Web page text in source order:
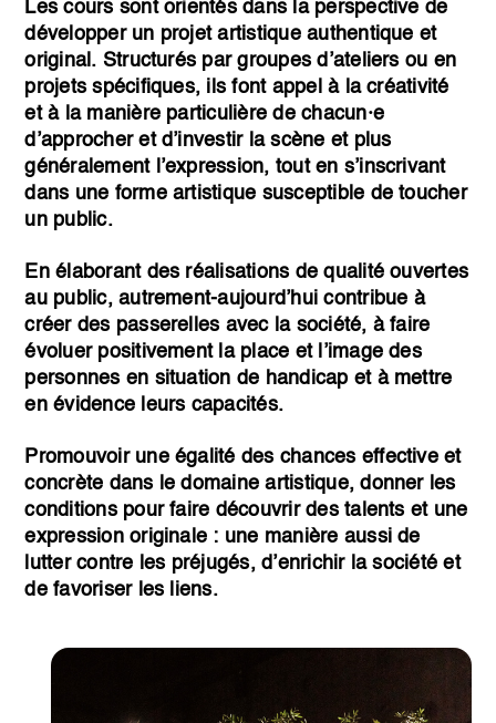
Les cours sont orientés dans la perspective de
développer un projet artistique authentique et
original. Structurés par groupes d’ateliers ou en
projets spécifiques, ils font appel à la créativité
et à la manière particulière de chacun·e
d’approcher et d’investir la scène et plus
généralement l’expression, tout en s’inscrivant
dans une forme artistique susceptible de toucher
un public.
En élaborant des réalisations de qualité ouvertes
au public, autrement-aujourd’hui contribue à
créer des passerelles avec la société, à faire
évoluer positivement la place et l’image des
personnes en situation de handicap et à mettre
en évidence leurs capacités.
Promouvoir une égalité des chances effective et
concrète dans le domaine artistique, donner les
conditions pour faire découvrir des talents et une
expression originale : une manière aussi de
lutter contre les préjugés, d’enrichir la société et
de favoriser les liens.